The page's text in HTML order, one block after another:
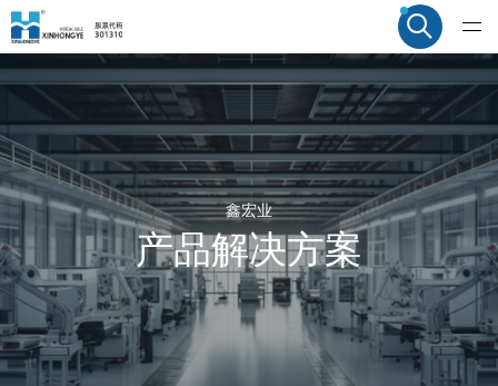
鑫宏业
产品解决方案